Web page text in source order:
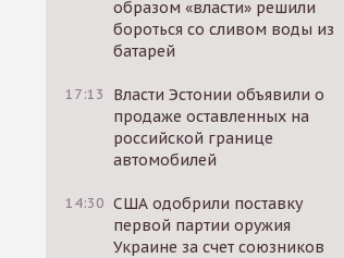
образом «власти» решили
бороться со сливом воды из
батарей
17:13
Власти Эстонии объявили о
продаже оставленных на
российской границе
автомобилей
14:30 США одобрили поставку
первой партии оружия
Украине за счет союзников